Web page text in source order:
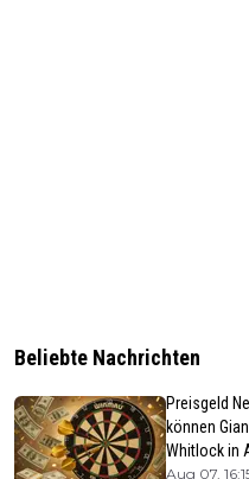
Beliebte Nachrichten
Preisgeld
können
Whitlock in
Aug 07,